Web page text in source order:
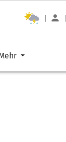
| |